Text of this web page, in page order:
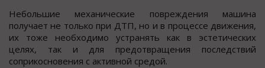
Небольшие механические повреждения машина
получает не только при ДТП, но и в процессе движения,
их тоже необходимо устранять как в эстетических
целях, так и для предотвращения последствий
соприкосновения с активной средой.